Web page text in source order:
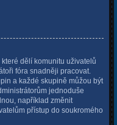
dělí komunitu uživatelů
fóra snadněji pracovat.
a každé skupině můžou být
jednoduše
například změnit
přístup do soukromého